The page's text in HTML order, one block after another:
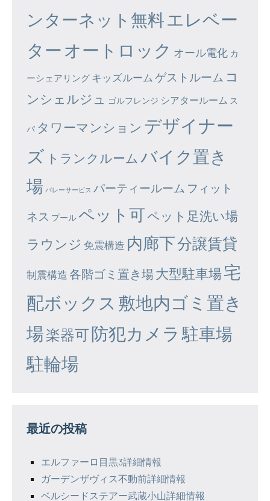
ンターネット無料エレベー
ター オートロック オール電化 カ
ーシェアリング キッズルーム ゲストルーム コ
ンシェルジュ
ゴルフレンジ シアタールーム ス
パ タワーマンション デザイナー
ズ トランクルーム バイク置き
場 バレーサービス パーティールーム フィット
ネス プール ペット可ペット足洗い場
ラウンジ 免震構造 内廊下分譲賃貸
制震構造 各階ゴミ置き場大型駐車場宅
配ボックス 敷地内ゴミ置き
場楽器可防犯カメラ 駐車場
駐輪場
最近の投稿
エルファーロ目黒3詳細情報
ガーデンザヴィス不動前詳細情報
ベルシードステアー武蔵小山詳細情報